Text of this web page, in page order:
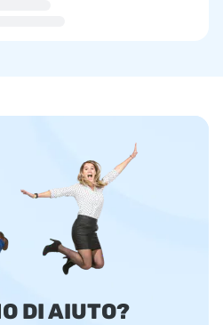
DI AIUTO?